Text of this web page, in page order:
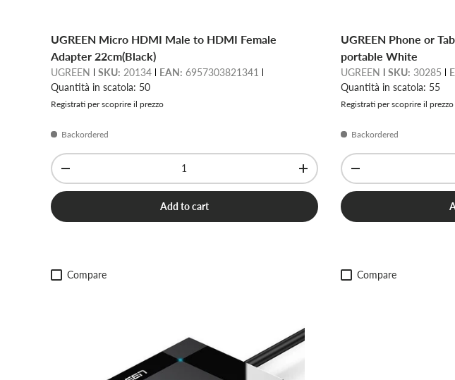
UGREEN Micro HDMI Male to HDMI Female
Adapter 22cm(Black)
UGREEN SKU: 20134 EAN: 6957303821341
Quantità in scatola: 50
Registrati per scoprire il prezzo
Backordered
Qty
-
+
Add to cart
UGREEN Phone or
portable White
UGREEN SKU: 30285
Quantità in scatola: 55
Registrati per scoprire il prezzo
Backordered
Qty
-
Compare Compare